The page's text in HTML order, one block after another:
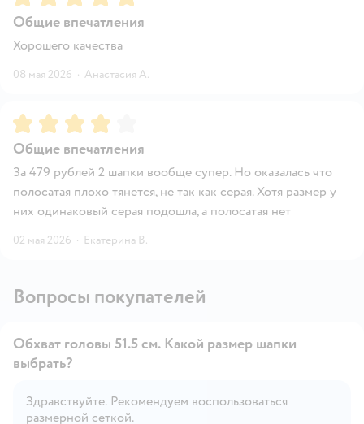
Общие впечатления
Хорошего качества
08 мая 2026 · Анастасия А.
Рейтинг:4
Общие впечатления
За 479 рублей 2 шапки вообще супер. Но оказалась что
полосатая плохо тянется, не так как серая. Хотя размер у
них одинаковый серая подошла, а полосатая нет
02 мая 2026 · Екатерина В.
Вопросы покупателей
Открыть вопрос
Обхват головы 51.5 см. Какой размер шапки
выбрать?
Здравствуйте. Рекомендуем воспользоваться
размерной сеткой.